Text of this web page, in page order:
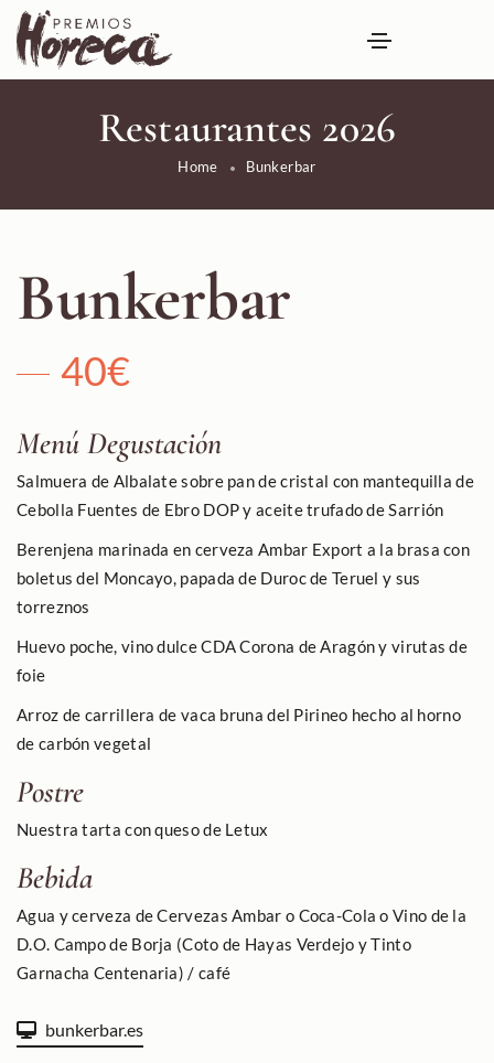
Restaurantes 2026
Home Bunkerbar
Bunkerbar
40€
Menú Degustación
Salmuera de Albalate sobre pan de cristal con mantequilla de
Cebolla Fuentes de Ebro DOP y aceite trufado de Sarrión
Berenjena marinada en cerveza Ambar Export a la brasa con
boletus del Moncayo, papada de Duroc de Teruel y sus
torreznos
Huevo poche, vino dulce CDA Corona de Aragón y virutas de
foie
Arroz de carrillera de vaca bruna del Pirineo hecho al horno
de carbón vegetal
Postre
Nuestra tarta con queso de Letux
Bebida
Agua y cerveza de Cervezas Ambar o Coca-Cola o Vino de la
D.O. Campo de Borja (Coto de Hayas Verdejo y Tinto
Garnacha Centenaria) / café
bunkerbar.es